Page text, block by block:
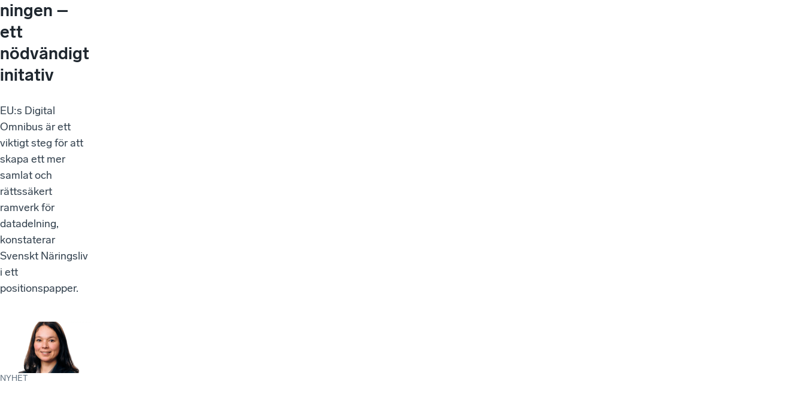
ningen –
ett
nödvändigt
initativ
EU:s Digital
Omnibus är ett
viktigt steg för att
skapa ett mer
samlat och
rättssäkert
ramverk för
datadelning,
konstaterar
Svenskt Näringsliv
i ett
positionspapper.
NYHET